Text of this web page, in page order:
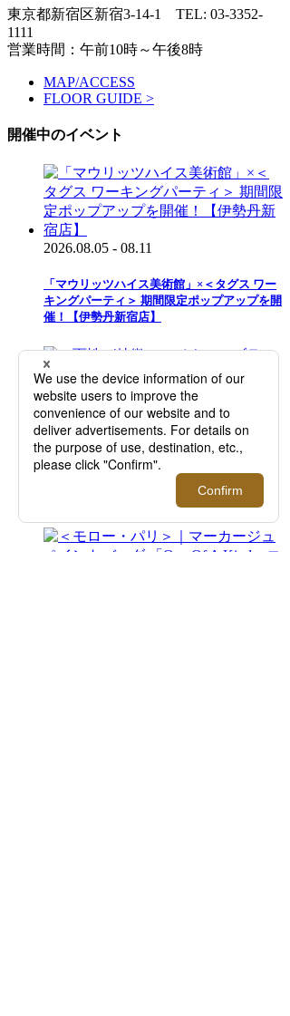
東京都新宿区新宿3-14-1 TEL: 03-3352-
1111
営業時間：午前10時～午後8時
MAP/ACCESS
FLOOR GUIDE >
開催中のイベント
2026.08.05 - 08.11
「マウリッツハイス美術館」×＜タグス ワー
キングパーティ＞ 期間限定ポップアップを開
催！【伊勢丹新宿店】
2026.07.29 - 08.11
二面性が特徴のアイウエアブランド＜トゥー
る新作を先行販売！【伊勢丹新宿店】